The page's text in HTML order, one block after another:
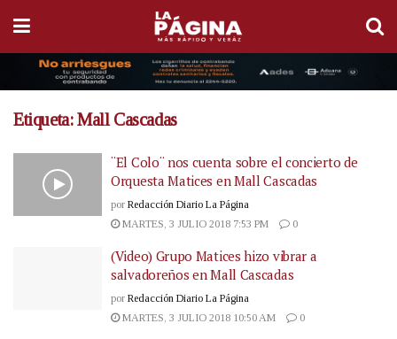
Etiqueta:Mall Cascadas
¨El Colo¨ nos cuenta sobre el concierto de
Orquesta Matices en Mall Cascadas
por Redacción Diario La Página
MARTES, 3 JULIO 2018 7:53 PM
0
(Video) Grupo Matices hizo vibrar a
salvadoreños en Mall Cascadas
por Redacción Diario La Página
MARTES, 3 JULIO 2018 10:50 AM
0